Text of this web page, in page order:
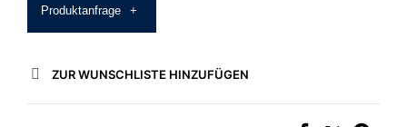
Produktanfrage +
ZUR WUNSCHLISTE HINZUFÜGEN